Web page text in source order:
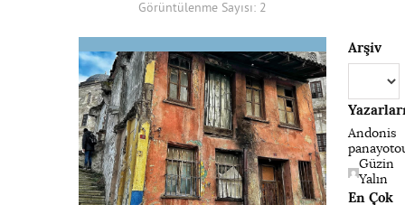
Görüntülenme Sayısı: 2
Arşiv
Andonis
Güzin
Yalın
En Çok